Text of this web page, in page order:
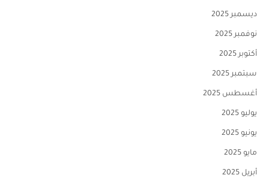
ديسمبر 2025
نوفمبر 2025
أكتوبر 2025
سبتمبر 2025
أغسطس 2025
يوليو 2025
يونيو 2025
مايو 2025
أبريل 2025